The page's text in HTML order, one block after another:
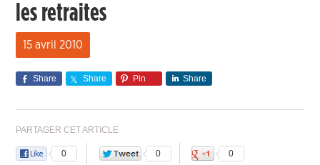
les retraites
15 avril 2010
Share Share Pin Share
PARTAGER CET ARTICLE
0 0 0